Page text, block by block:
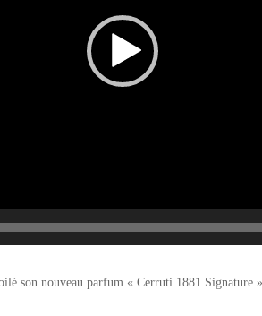
son nouveau parfum « Cerruti 1881 Signature